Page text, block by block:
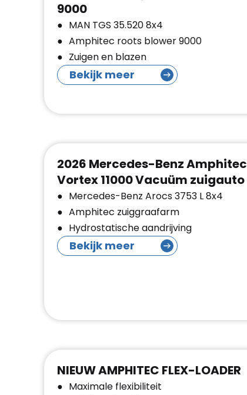
9000
MAN TGS 35.520 8x4
Amphitec roots blower 9000
Zuigen en blazen
Bekijk meer
2026 Mercedes-Benz Amphitec
Vortex 11000 Vacuüm zuigauto
Mercedes-Benz Arocs 3753 L 8x4
Amphitec zuiggraafarm
Hydrostatische aandrijving
Bekijk meer
NIEUW AMPHITEC FLEX-LOADER
Maximale flexibiliteit